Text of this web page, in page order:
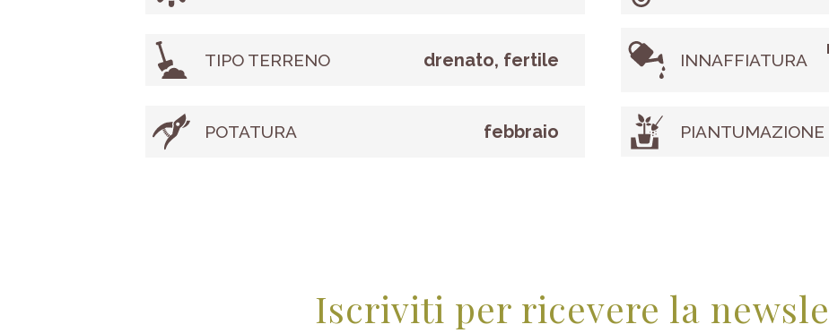
TIPO TERRENO drenato, fertile INNAFFIATURA
POTATURA febbraio PIANTUMAZIONE
Iscriviti per ricevere la